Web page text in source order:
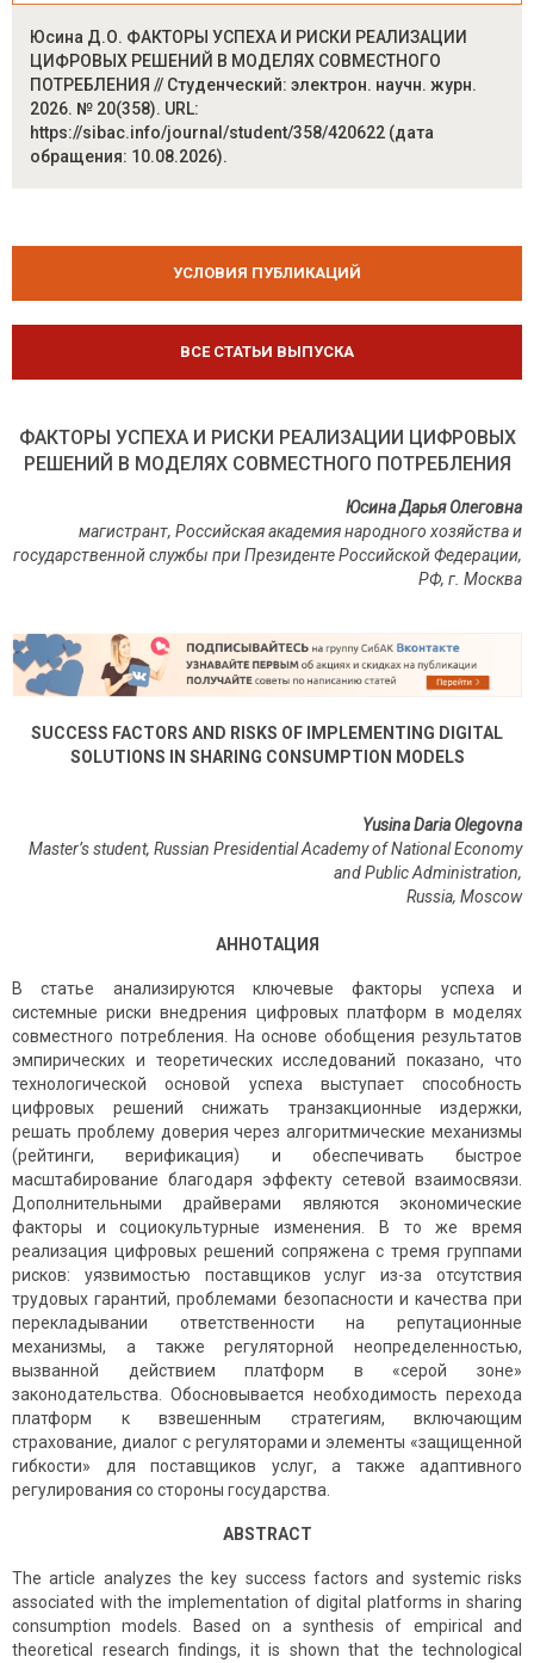
Юсина Д.О. ФАКТОРЫ УСПЕХА И РИСКИ РЕАЛИЗАЦИИ
ЦИФРОВЫХ РЕШЕНИЙ В МОДЕЛЯХ СОВМЕСТНОГО
ПОТРЕБЛЕНИЯ // Студенческий: электрон. научн. журн.
2026. № 20(358). URL:
https://sibac.info/journal/student/358/420622 (дата
обращения: 10.08.2026).
УСЛОВИЯ ПУБЛИКАЦИЙ
ВСЕ СТАТЬИ ВЫПУСКА
ФАКТОРЫ УСПЕХА И РИСКИ РЕАЛИЗАЦИИ ЦИФРОВЫХ
РЕШЕНИЙ В МОДЕЛЯХ СОВМЕСТНОГО ПОТРЕБЛЕНИЯ
Юсина Дарья Олеговна
магистрант, Российская академия народного хозяйства и
государственной службы при Президенте Российской Федерации,
РФ, г Москва
SUCCESS FACTORS AND RISKS OF IMPLEMENTING DIGITAL
SOLUTIONS IN SHARING CONSUMPTION MODELS
Yusina Daria Olegovna
Master’s student, Russian Presidential Academy of National Economy
and Public Administration,
Russia, Moscow
АННОТАЦИЯ
В статье анализируются ключевые факторы успеха и
системные риски внедрения цифровых платформ в моделях
совместного потребления. На основе обобщения результатов
эмпирических и теоретических исследований показано, что
технологической основой успеха выступает способность
цифровых решений снижать транзакционные издержки,
решать проблему доверия через алгоритмические механизмы
(рейтинги, верификация) и обеспечивать быстрое
масштабирование благодаря эффекту сетевой взаимосвязи.
Дополнительными драйверами являются экономические
факторы и социокультурные изменения. В то же время
реализация цифровых решений сопряжена с тремя группами
рисков: уязвимостью поставщиков услуг из-за отсутствия
трудовых гарантий, проблемами безопасности и качества при
перекладывании ответственности на репутационные
механизмы, а также регуляторной неопределенностью,
вызванной действием платформ в «серой зоне»
законодательства. Обосновывается необходимость перехода
платформ к взвешенным стратегиям, включающим
страхование, диалог с регуляторами и элементы «защищенной
гибкости» для поставщиков услуг, а также адаптивного
регулирования со стороны государства.
ABSTRACT
The article analyzes the key success factors and systemic risks
associated with the implementation of digital platforms in sharing
consumption models. Based on a synthesis of empirical and
theoretical research findings, it is shown that the technological